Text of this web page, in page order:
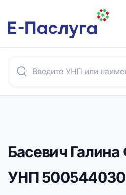
Басевич
УНП500544030